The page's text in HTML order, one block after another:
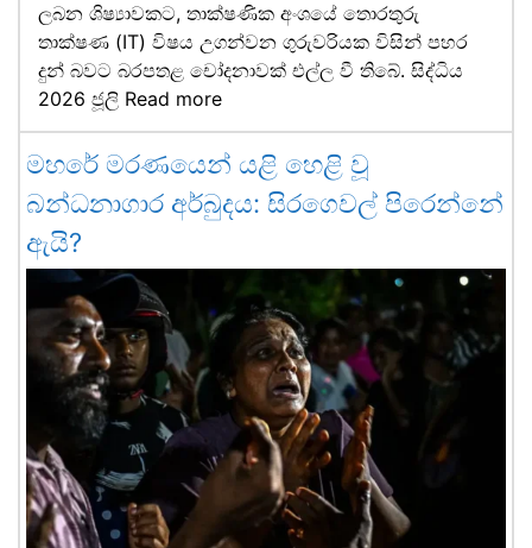
ලබන ශිෂ්‍යාවකට, තාක්ෂණික අංශයේ තොරතුරු
තාක්ෂණ (IT) විෂය උගන්වන ගුරුවරියක විසින් පහර
දුන් බවට බරපතළ චෝදනාවක් එල්ල වී තිබේ. සිද්ධිය
2026 ජූලි Read more
මහරේ මරණයෙන් යළි හෙළි වූ
බන්ධනාගාර අර්බුදය: සිරගෙවල් පිරෙන්නේ
ඇයි?